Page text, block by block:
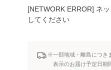
[NETWORK ERROR] ネ
してください
※一部地域・離島につき
表示のお届け予定日期